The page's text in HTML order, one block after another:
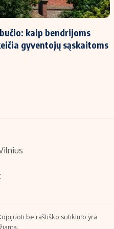
Titulinis
Nedarbo išmokos skaičiuoklė
kaip bendrijoms
gyventojų sąskaitoms
be raštiško sutikimo yra